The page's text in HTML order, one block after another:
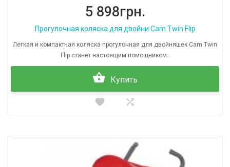
5 898грн.
Прогулочная коляска для двойни Cam Twin Flip
Легкая и компактная коляска прогулочная для двойняшек Cam Twin
Flip станет настоящим помощником..
Купить